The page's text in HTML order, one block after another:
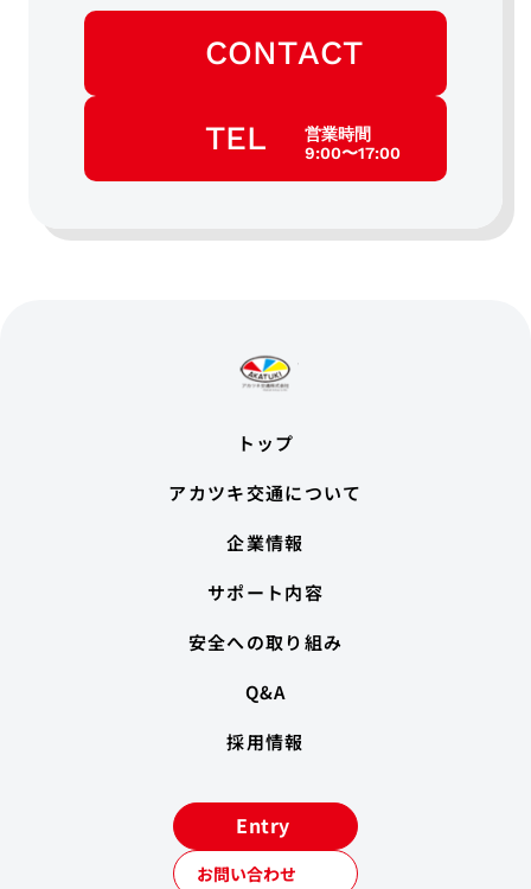
CONTACT
TEL
営業時間
9:00〜17:00
トップ
アカツキ交通について
企業情報
サポート内容
安全への取り組み
Q&A
採用情報
お問い合わせ
Entry